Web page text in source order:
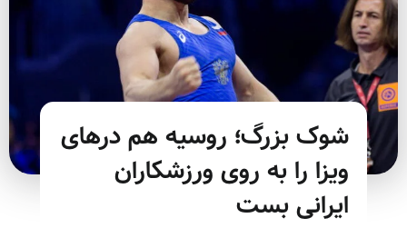
شوک بزرگ؛ روسیه هم درهای
ویزا را به روی ورزشکاران
ایرانی بست